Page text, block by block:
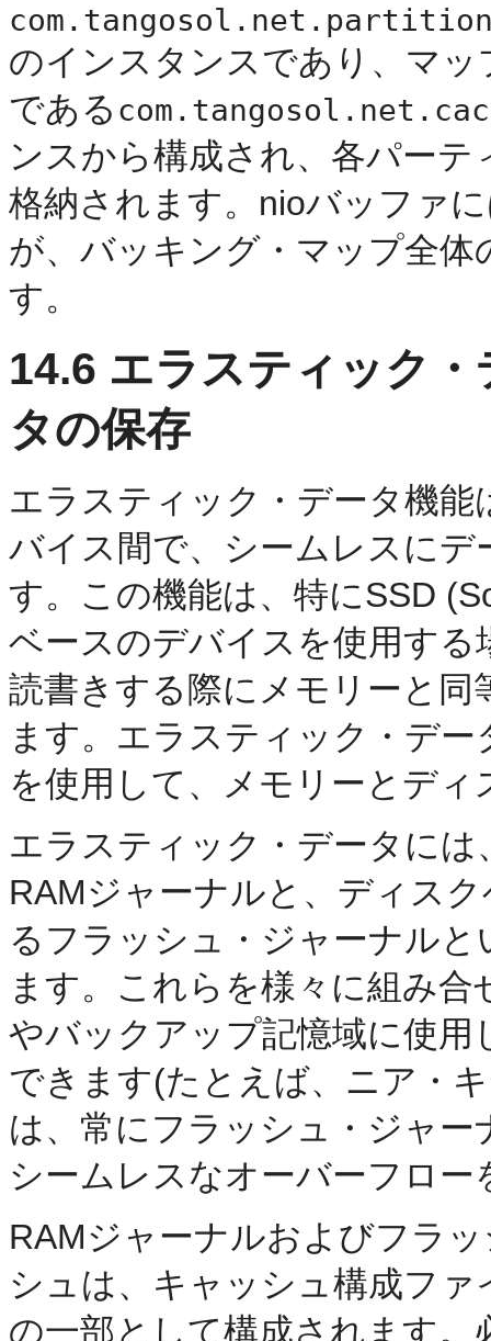
のインスタンスであり、マ
である
ンスから構成され、各パー
格納されます。nioバッファ
が、バッキング・マップ全体
す。
14.6 エラスティック
タの保存
エラスティック・データ機
バイス間で、シームレスに
す。この機能は、特にSSD
ベースのデバイスを使用す
読書きする際にメモリーと
ます。エラスティック・デ
を使用して、メモリーとデ
エラスティック・データに
RAMジャーナルと、ディス
るフラッシュ・ジャーナル
ます。これらを様々に組み
やバックアップ記憶域に使
できます(たとえば、ニア・
は、常にフラッシュ・ジャ
シームレスなオーバーフロー
RAMジャーナルおよびフラ
シュは、キャッシュ構成フ
の一部として構成されます